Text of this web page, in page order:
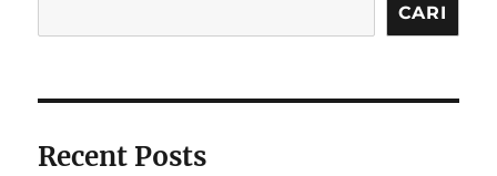
CARI
Recent Posts